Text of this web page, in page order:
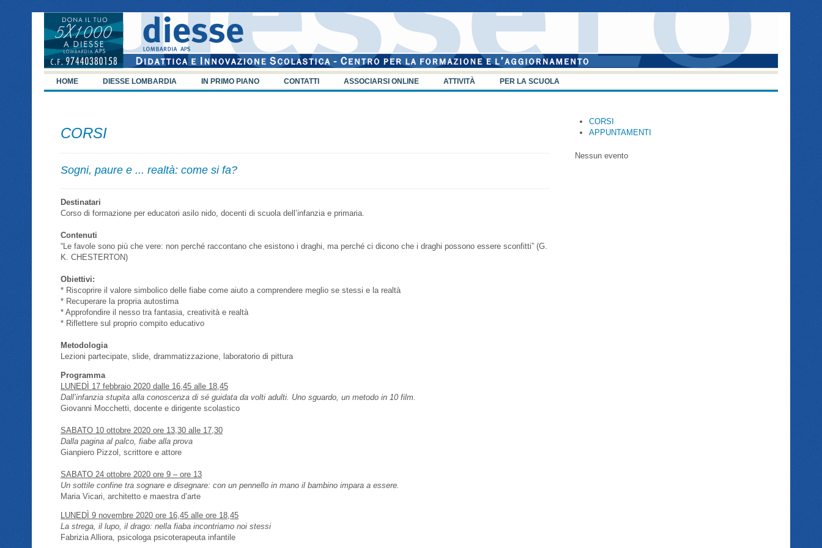
HOME DIESSE LOMBARDIA IN PRIMO PIANO CONTATTI ASSOCIARSI ONLINE ATTIVITÀ PER LA SCUOLA
CORSI
Sogni, paure e ... realtà: come si fa?
Destinatari
Corso di formazione per educatori asilo nido, docenti di scuola dell’infanzia e primaria.
Contenuti
“Le favole sono più che vere: non perché raccontano che esistono i draghi, ma perché ci dicono che i draghi possono essere sconfitti” (G.
K. CHESTERTON)
Obiettivi:
* Riscoprire il valore simbolico delle fiabe come aiuto a comprendere meglio se stessi e la realtà
* Recuperare la propria autostima
* Approfondire il nesso tra fantasia, creatività e realtà
* Riflettere sul proprio compito educativo
Metodologia
Lezioni partecipate, slide, drammatizzazione, laboratorio di pittura
Programma
LUNEDÌ 17 febbraio 2020 dalle 16,45 alle 18,45
Dall’infanzia stupita alla conoscenza di sé guidata da volti adulti. Uno sguardo, un metodo in 10 film.
Giovanni Mocchetti, docente e dirigente scolastico
SABATO 10 ottobre 2020 ore 13,30 alle 17,30
Dalla pagina al palco, fiabe alla prova
Gianpiero Pizzol, scrittore e attore
SABATO 24 ottobre 2020 ore 9 – ore 13
Un sottile confine tra sognare e disegnare: con un pennello in mano il bambino impara a essere.
Maria Vicari, architetto e maestra d’arte
LUNEDÌ 9 novembre 2020 ore 16,45 alle ore 18,45
La strega, il lupo, il drago: nella fiaba incontriamo noi stessi
Fabrizia Alliora, psicologa psicoterapeuta infantile
CORSI
APPUNTAMENTI
Nessun evento